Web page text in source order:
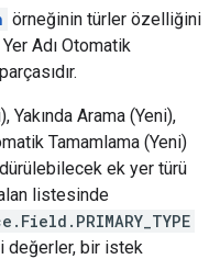
örneğinin türler özelliğini
Adı Otomatik
Yakında Arama (Yeni),
Tamamlama (Yeni)
ek yer türü
listesinde
değerler, bir istek